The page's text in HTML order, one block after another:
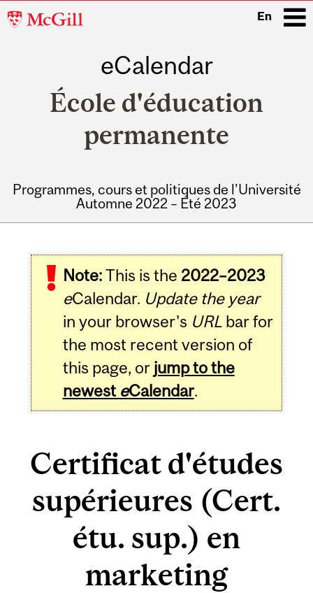
McGill
En
eCalendar
École d'éducation
permanente
Programmes, cours et politiques de l'Université
Automne 2022 – Été 2023
Note:This is the 2022–2023
eCalendar. Update the year
in your browser's URLbar for
the most recent version of
this page, or jump to the
newest eCalendar.
Certificat d'études
supérieures (Cert.
étu. sup.) en
marketing